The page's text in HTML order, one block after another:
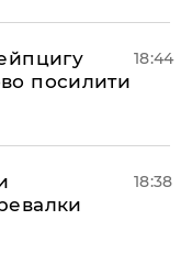
посилити
18:44
18:38